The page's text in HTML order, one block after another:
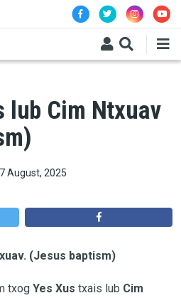
lub Cim Ntxuav
August, 2025
(Jesus baptism)
txog Yes Xus txais lub Cim